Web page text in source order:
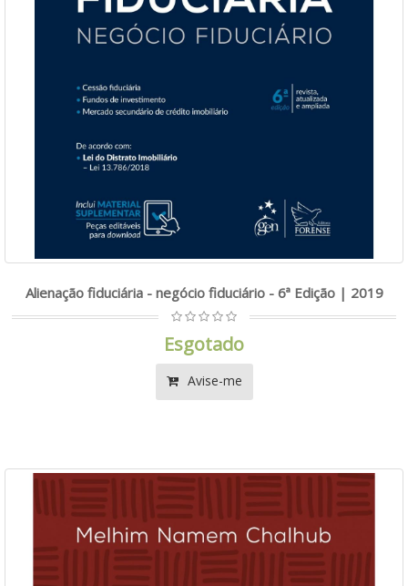
Alienação fiduciária - negócio fiduciário - 6ª Edição | 2019
Esgotado
Avise-me